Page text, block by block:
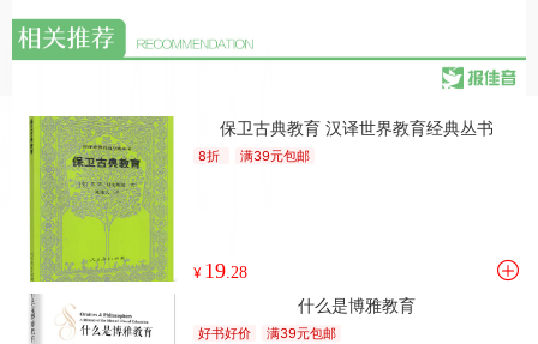
保卫古典教育 汉译世界教育经典丛书
8折 满39元包邮
¥ 19 .28
什么是博雅教育
好书好价 满39元包邮